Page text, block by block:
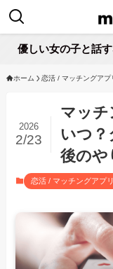
優しい女の子と話
ホーム 恋活 / マッチングアプ
マッチ
いつ？
後のや
2026
2/23
恋活 / マッチングアプリ